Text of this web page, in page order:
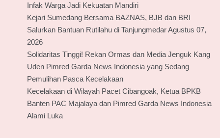
Infak Warga Jadi Kekuatan Mandiri
Kejari Sumedang Bersama BAZNAS, BJB dan BRI
Salurkan Bantuan Rutilahu di Tanjungmedar Agustus 07,
2026
Solidaritas Tinggi! Rekan Ormas dan Media Jenguk Kang
Uden Pimred Garda News Indonesia yang Sedang
Pemulihan Pasca Kecelakaan
Kecelakaan di Wilayah Pacet Cibangoak, Ketua BPKB
Banten PAC Majalaya dan Pimred Garda News Indonesia
Alami Luka